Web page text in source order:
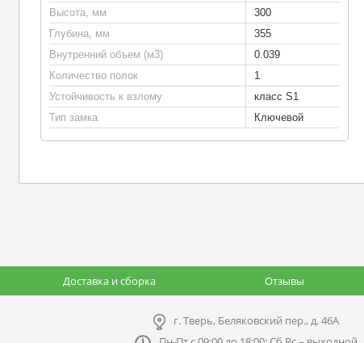
Высота, мм
300
Глубина, мм
355
Внутренний объем (м3)
0.039
Количество полок
1
Устойчивость к взлому
класс S1
Тип замка
Ключевой
Доставка и сборка Отзывы
г. Тверь, Беляковский пер., д. 46А